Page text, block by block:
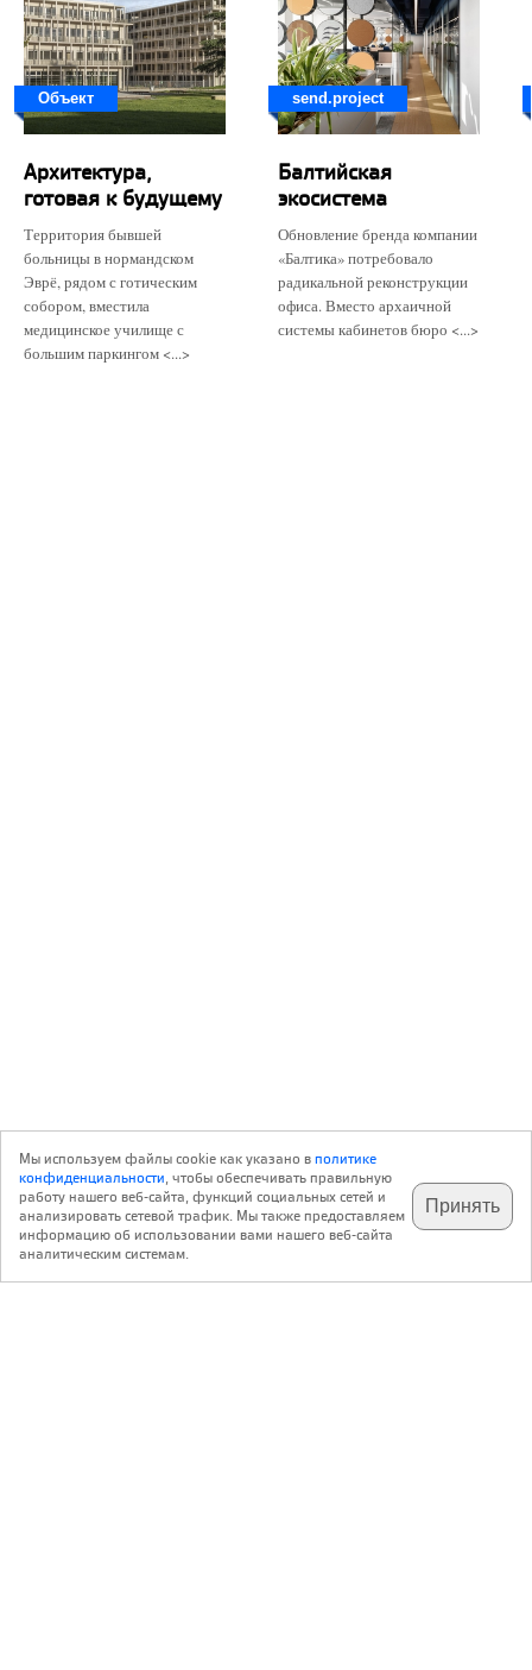
Объект
Архитектура,
готовая к будущему
Территория бывшей
больницы в нормандском
Эврё, рядом с готическим
собором, вместила
медицинское училище с
большим паркингом <...>
send.project
Балтийская
экосистема
Обновление бренда компании
«Балтика» потребовало
радикальной реконструкции
офиса. Вместо архаичной
системы кабинетов бюро <...>
подпишитесь на наш
телеграм @archi_ru
✕
с 20 июля 1999 г.
Мы используем файлы cookie как указано вполитике
конфиденциальности, чтобы обеспечивать правильную
работу нашего веб-сайта, функций социальных сетей и
анализировать сетевой трафик. Мы также предоставляем
информацию об использовании вами нашего веб-сайта
аналитическим системам.
Принять